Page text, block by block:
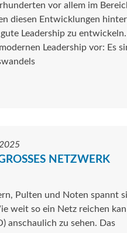
vor allem im
diesen Entwicklungen
Leadership zu
Leadership vor: Es
NETZWERK
Pulten und Noten spannt
weit so ein Netz reichen
anschaulich zu sehen. Das